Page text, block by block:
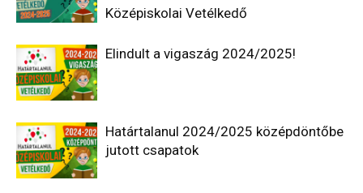
Középiskolai Vetélkedő
Elindult a vigaszág 2024/2025!
Határtalanul 2024/2025 középdöntőbe
jutott csapatok